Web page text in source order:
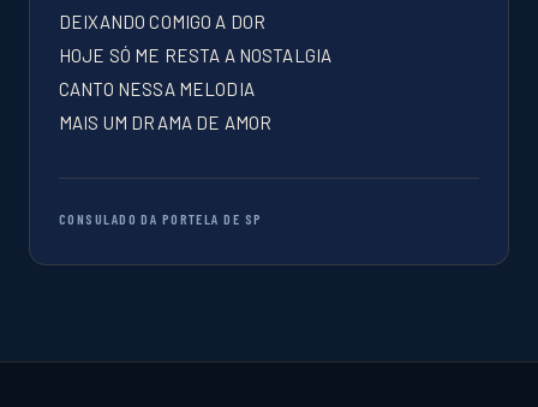
DEIXANDO COMIGO A DOR
HOJE SÓ ME RESTA A NOSTALGIA
CANTO NESSA MELODIA
MAIS UM DRAMA DE AMOR
CONSULADO DA PORTELA DE SP